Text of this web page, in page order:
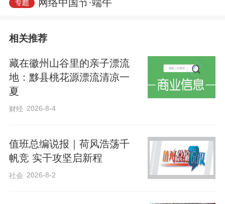
极限产品。高空跳伞项目飞行高度可达
园博园全域风光，专业团队全程护航，打
造京津冀短途极限休闲优选目的地，助力
桃城区低空文旅特色IP建设。
衡水植物园内，多场文化活动接力上演。6
新声”桃城区端午节文艺演出将在植物园内
举办，歌舞、民乐、朗诵等多样舞台形式
轮番登场，活动面向全体市民免费开放。
网络中国节·端午
相关推荐
藏在徽州山谷里的亲子漂流
地：黟县桃花源漂流清凉一
夏
财经 2026-8-4
值班总编说报｜荷风浩荡千
帆竞 实干攻坚启新程
社会 2026-8-2